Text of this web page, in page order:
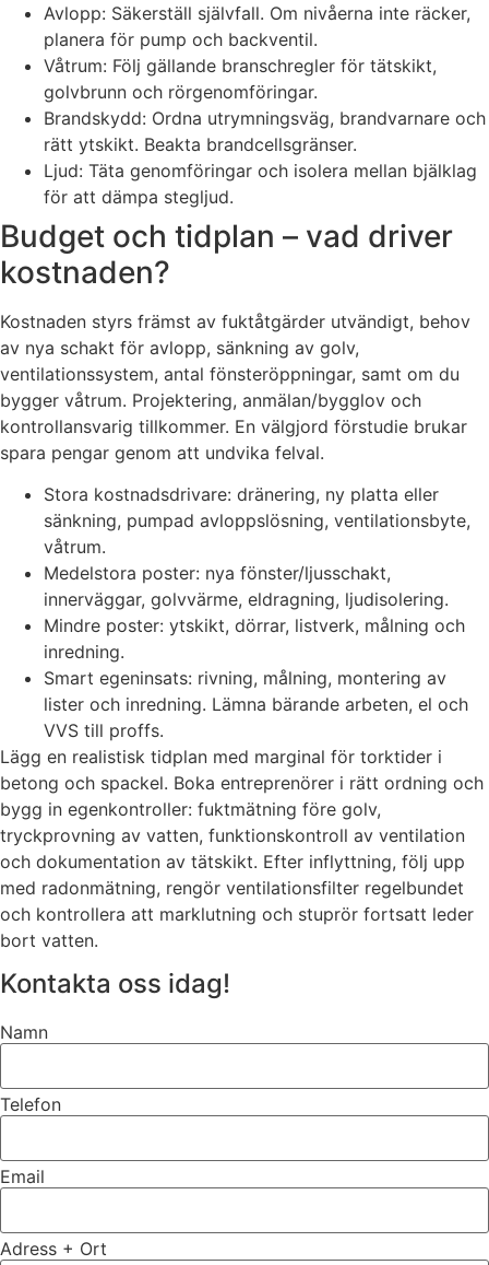
Avlopp: Säkerställ självfall. Om nivåerna inte räcker,
planera för pump och backventil.
Våtrum: Följ gällande branschregler för tätskikt,
golvbrunn och rörgenomföringar.
Brandskydd: Ordna utrymningsväg, brandvarnare och
rätt ytskikt. Beakta brandcellsgränser.
Ljud: Täta genomföringar och isolera mellan bjälklag
för att dämpa stegljud.
Budget och tidplan – vad driver
kostnaden?
Kostnaden styrs främst av fuktåtgärder utvändigt, behov
av nya schakt för avlopp, sänkning av golv,
ventilationssystem, antal fönsteröppningar, samt om du
bygger våtrum. Projektering, anmälan/bygglov och
kontrollansvarig tillkommer. En välgjord förstudie brukar
spara pengar genom att undvika felval.
Stora kostnadsdrivare: dränering, ny platta eller
sänkning, pumpad avloppslösning, ventilationsbyte,
våtrum.
Medelstora poster: nya fönster/ljusschakt,
innerväggar, golvvärme, eldragning, ljudisolering.
Mindre poster: ytskikt, dörrar, listverk, målning och
inredning.
Smart egeninsats: rivning, målning, montering av
lister och inredning. Lämna bärande arbeten, el och
VVS till proffs.
Lägg en realistisk tidplan med marginal för torktider i
betong och spackel. Boka entreprenörer i rätt ordning och
bygg in egenkontroller: fuktmätning före golv,
tryckprovning av vatten, funktionskontroll av ventilation
och dokumentation av tätskikt. Efter inflyttning, följ upp
med radonmätning, rengör ventilationsfilter regelbundet
och kontrollera att marklutning och stuprör fortsatt leder
bort vatten.
Kontakta oss idag!
Namn
Telefon
Email
Adress + Ort